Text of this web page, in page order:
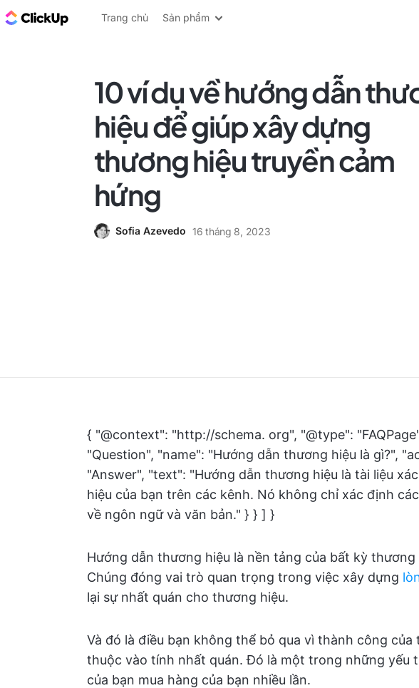
ClickUp Blog
Trang chủ Sản phẩm
10 ví dụ về hướng dẫn
hiệu để giúp xây dựng
thương hiệu truyền cảm
hứng
Sofia Azevedo 16 tháng 8, 2023
{ "@context": "http://schema. org", "@type":
"Question", "name": "Hướng dẫn thương hiệu là gì?",
"Answer", "text": "Hướng dẫn thương hiệu là tài liệu
hiệu của bạn trên các kênh. Nó không chỉ xác định
về ngôn ngữ và văn bản." } } ] }
Hướng dẫn thương hiệu là nền tảng của bất kỳ
Chúng đóng vai trò quan trọng trong việc xây dựng
lại sự nhất quán cho thương hiệu.
Và đó là điều bạn không thể bỏ qua vì thành công
thuộc vào tính nhất quán. Đó là một trong những yếu
của bạn mua hàng của bạn nhiều lần.